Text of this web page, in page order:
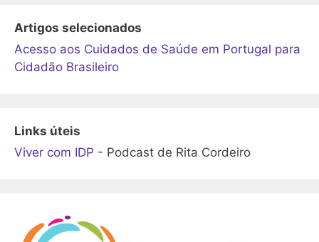
Artigos selecionados
Acesso aos Cuidados de Saúde em Portugal para
Cidadão Brasileiro
Links úteis
Viver com IDP - Podcast de Rita Cordeiro